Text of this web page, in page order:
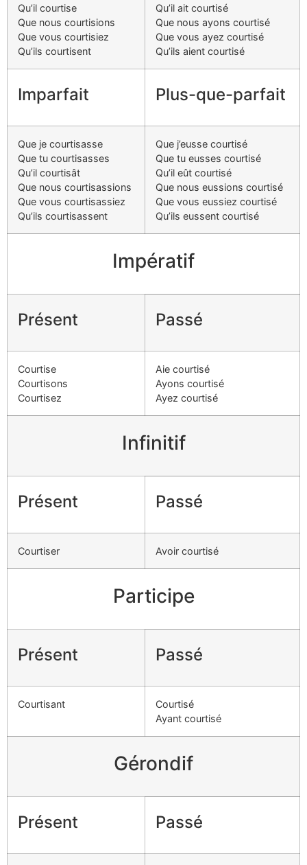
Qu’il courtise
Que nous courtisions
Que vous courtisiez
Qu’ils courtisent
Qu’il ait courtisé
Que nous ayons courtisé
Que vous ayez courtisé
Qu’ils aient courtisé
Imparfait Plus-que-parfait
Que je courtisasse
Que tu courtisasses
Qu’il courtisât
Que nous courtisassions
Que vous courtisassiez
Qu’ils courtisassent
Que j’eusse courtisé
Que tu eusses courtisé
Qu’il eût courtisé
Que nous eussions courtisé
Que vous eussiez courtisé
Qu’ils eussent courtisé
Impératif
Présent Passé
Courtise
Courtisons
Courtisez
Aie courtisé
Ayons courtisé
Ayez courtisé
Infinitif
Présent Passé
Courtiser Avoir courtisé
Participe
Présent Passé
Courtisant
Courtisé
Ayant courtisé
Gérondif
Présent Passé